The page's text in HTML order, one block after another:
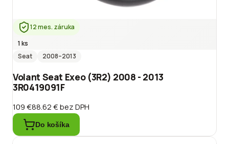
12 mes. záruka
1 ks
Seat
2008–2013
Volant Seat Exeo (3R2) 2008 - 2013
3R0419091F
109 €88.62 €bez DPH
Do košíka